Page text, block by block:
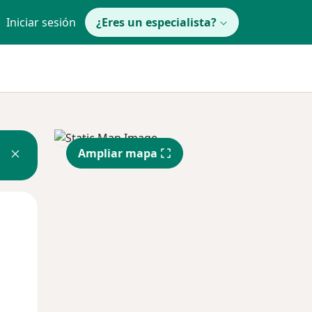
Iniciar sesión ¿Eres un especialista?
Ampliar mapa